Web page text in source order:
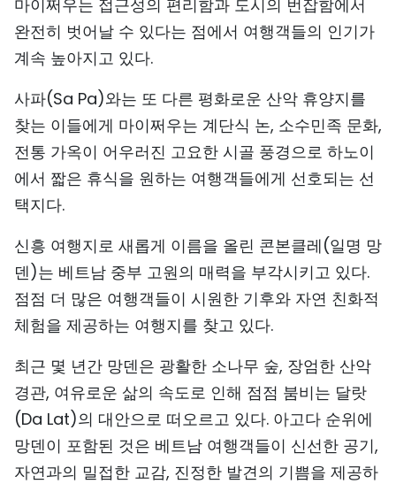
마이쩌우는 접근성의 편리함과 도시의 번잡함에서
완전히 벗어날 수 있다는 점에서 여행객들의 인기가
계속 높아지고 있다.
사파(Sa Pa)와는 또 다른 평화로운 산악 휴양지를
찾는 이들에게 마이쩌우는 계단식 논, 소수민족 문화,
전통 가옥이 어우러진 고요한 시골 풍경으로 하노이
에서 짧은 휴식을 원하는 여행객들에게 선호되는 선
택지다.
신흥 여행지로 새롭게 이름을 올린 콘본클레(일명 망
덴)는 베트남 중부 고원의 매력을 부각시키고 있다.
점점 더 많은 여행객들이 시원한 기후와 자연 친화적
체험을 제공하는 여행지를 찾고 있다.
최근 몇 년간 망덴은 광활한 소나무 숲, 장엄한 산악
경관, 여유로운 삶의 속도로 인해 점점 붐비는 달랏
(Da Lat)의 대안으로 떠오르고 있다. 아고다 순위에
망덴이 포함된 것은 베트남 여행객들이 신선한 공기,
자연과의 밀접한 교감, 진정한 발견의 기쁨을 제공하